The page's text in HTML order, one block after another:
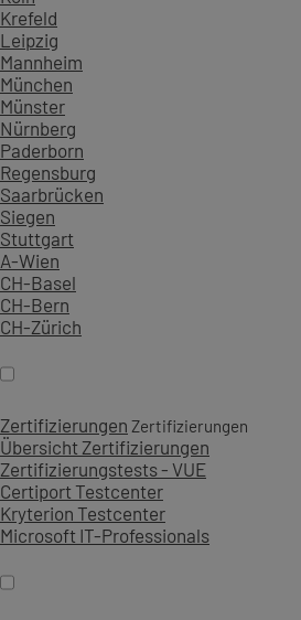
Krefeld
Leipzig
Mannheim
München
Münster
Nürnberg
Paderborn
Regensburg
Saarbrücken
Siegen
Stuttgart
A-Wien
CH-Basel
CH-Bern
CH-Zürich
Zertifizierungen Zertifizierungen
Übersicht Zertifizierungen
Zertifizierungstests - VUE
Certiport Testcenter
Kryterion Testcenter
Microsoft IT-Professionals